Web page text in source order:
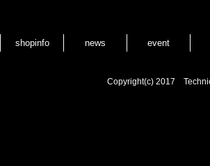
shopinfo news event
Copyright(c) 2017